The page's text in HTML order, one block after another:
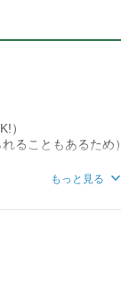
）
ることもあるため）
とも♪
もっと見る